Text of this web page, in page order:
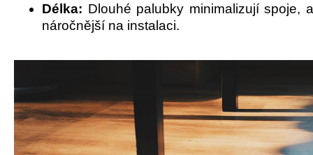
Délka: Dlouhé palubky minimalizují spoje,
náročnější na instalaci.